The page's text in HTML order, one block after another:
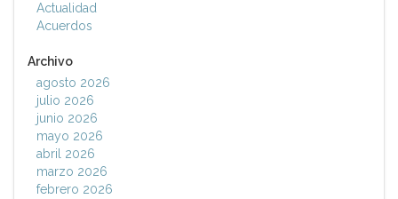
Actualidad
Acuerdos
Archivo
agosto 2026
julio 2026
junio 2026
mayo 2026
abril 2026
marzo 2026
febrero 2026